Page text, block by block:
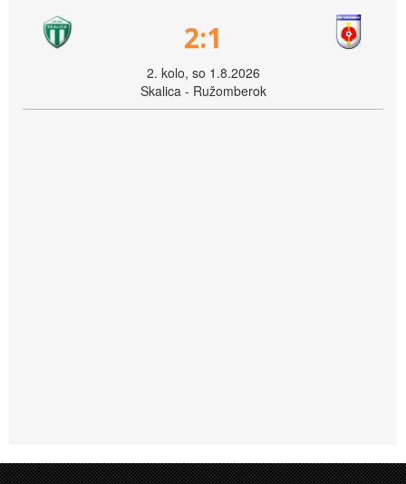
2:1
2. kolo, so 1.8.2026
Skalica - Ružomberok